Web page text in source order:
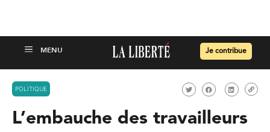
Je contribue
POLITIQUE
L’embauche des travailleurs